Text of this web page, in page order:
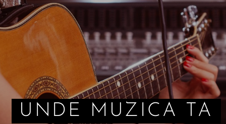
UNDE MUZICA TA